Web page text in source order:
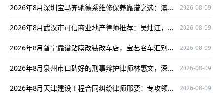
2026年8月深圳宝马奔驰德系维修保养靠谱之选：澳星行专修中心 2026-08-09
2026年8月武汉市可信商业地产律师推荐：吴灿江，专业靠谱有保障 2026-08-09
2026年8月普宁靠谱贴膜改装改车店，宝艺名车汇别错过 2026-08-09
2026年8月泉州市口碑好的刑事辩护律师林惠文，深耕领域为当事人权益护航 2026-08-09
2026年8月天津建设工程合同纠纷律师邢娈：专攻领域，以严谨办案口碑护航当事人权益 2026-08-09